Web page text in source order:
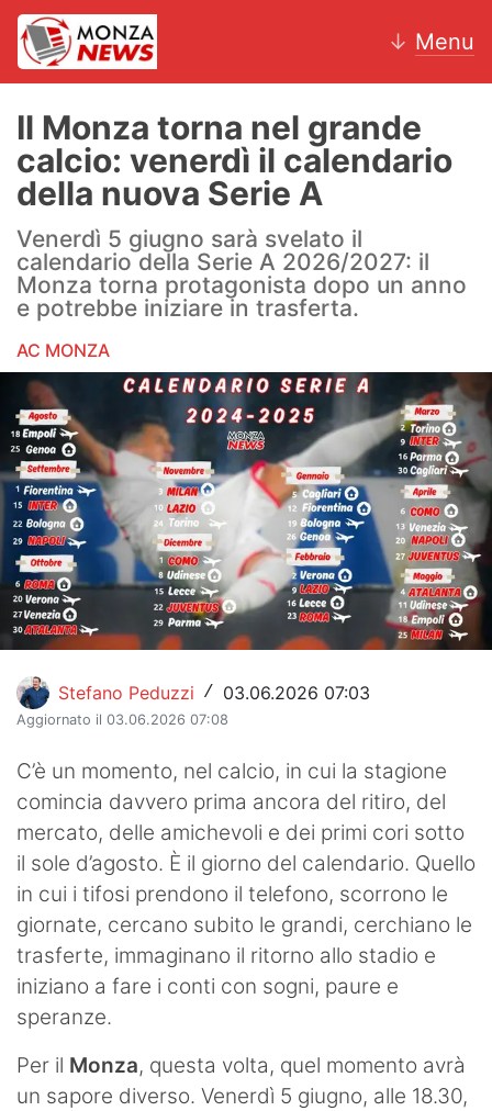
↓ Menu
News
AC Monza
Calcio
Motori
Volley
Hockey
Altri sport
Hockey
Pallanuoto
Pallamano
News
Turismo
Eventi
Il Monza torna nel grande
calcio: venerdì il calendario
della nuova Serie A
Venerdì 5 giugno sarà svelato il
calendario della Serie A 2026/2027: il
Monza torna protagonista dopo un anno
e potrebbe iniziare in trasferta.
AC MONZA
Stefano Peduzzi / 03.06.2026 07:03
Aggiornato il 03.06.2026 07:08
C’è un momento, nel calcio, in cui la stagione
comincia davvero prima ancora del ritiro, del
mercato, delle amichevoli e dei primi cori sotto
il sole d’agosto. È il giorno del calendario. Quello
in cui i tifosi prendono il telefono, scorrono le
giornate, cercano subito le grandi, cerchiano le
trasferte, immaginano il ritorno allo stadio e
iniziano a fare i conti con sogni, paure e
speranze.
Per il Monza, questa volta, quel momento avrà
un sapore diverso. Venerdì 5 giugno, alle 18.30,